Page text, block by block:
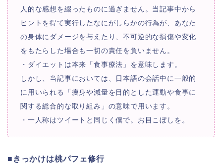
人的な感想を綴ったものに過ぎません。当記事中から
ヒントを得て実行したなにがしらかの行為が、あなた
の身体にダメージを与えたり、不可逆的な損傷や変化
をもたらした場合も一切の責任を負いません。
・ダイエットは本来「食事療法」を意味します。
しかし、当記事においては、日本語の会話中に一般的
に用いられる「痩身や減量を目的とした運動や食事に
関する総合的な取り組み」の意味で用います。
・一人称はツイートと同じく僕で。お目こぼしを。
■きっかけは桃パフェ修行